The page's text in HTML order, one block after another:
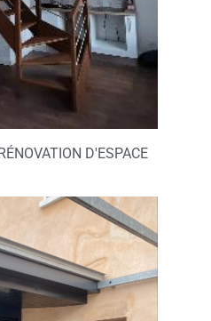
D'ESPACE